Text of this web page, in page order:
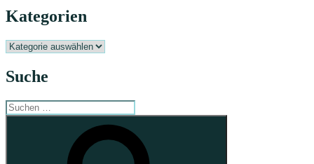
Kategorien
Kategorien
Suche
Suchen
nach: